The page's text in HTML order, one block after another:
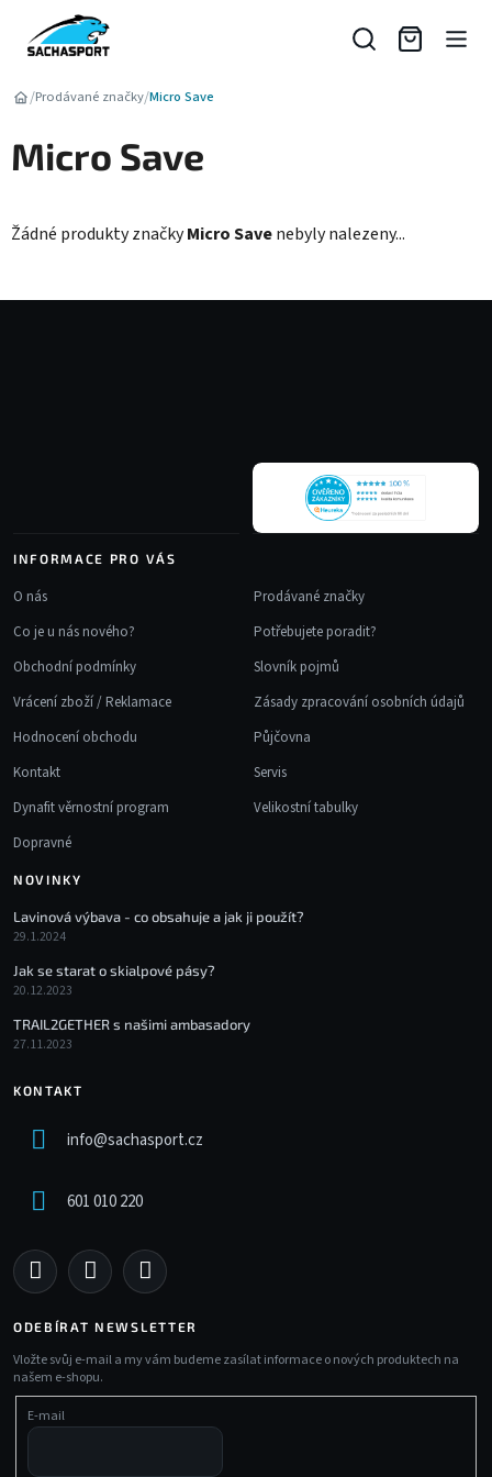
obsah
/Prodávané značky/Micro Save
Micro Save
Žádné produkty značkyMicro Savenebyly nalezeny...
INFORMACE PRO VÁS
O nás
Co je u nás nového?
Obchodní podmínky
Vrácení zboží / Reklamace
Hodnocení obchodu
Kontakt
Dynafit věrnostní program
Dopravné
Prodávané značky
Potřebujete poradit?
Slovník pojmů
Zásady zpracování osobních údajů
Půjčovna
Servis
Velikostní tabulky
NOVINKY
Lavinová výbava - co obsahuje a jak ji použít?
29.1.2024
Jak se starat o skialpové pásy?
20.12.2023
TRAIL2GETHER s našimi ambasadory
27.11.2023
KONTAKT
info@sachasport.cz
601 010 220
ODEBÍRAT NEWSLETTER
Vložte svůj e-mail a my vám budeme zasílat informace o nových produktech na
našem e-shopu.
E-mail